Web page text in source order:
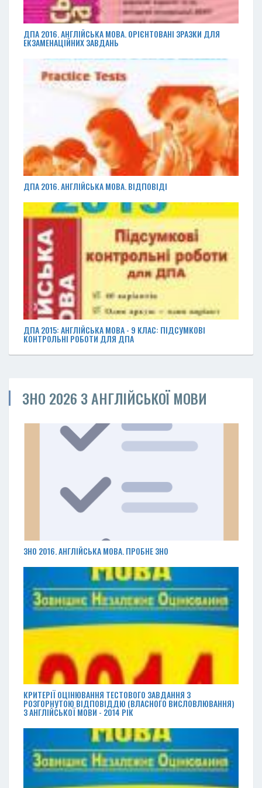
ДПА 2016. АНГЛІЙСЬКА МОВА. ОРІЄНТОВАНІ ЗРАЗКИ ДЛЯ
ЕКЗАМЕНАЦІЙНИХ ЗАВДАНЬ
ДПА 2016. АНГЛІЙСЬКА МОВА. ВІДПОВІДІ
ДПА 2015: АНГЛІЙСЬКА МОВА - 9 КЛАС: ПІДСУМКОВІ
КОНТРОЛЬНІ РОБОТИ ДЛЯ ДПА
ЗНО 2026 З АНГЛІЙСЬКОЇ МОВИ
ЗНО 2016. АНГЛІЙСЬКА МОВА. ПРОБНЕ ЗНО
КРИТЕРІЇ ОЦІНЮВАННЯ ТЕСТОВОГО ЗАВДАННЯ З
РОЗГОРНУТОЮ ВІДПОВІДДЮ (ВЛАСНОГО ВИСЛОВЛЮВАННЯ)
З АНГЛІЙСЬКОЇ МОВИ - 2014 РІК